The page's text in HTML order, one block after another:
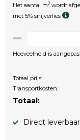
Het aantal m2 wordt
met 5% snijverlies
Hoeveelheid is
Totaal prijs:
Transportkosten:
Totaal:
Direct leverbaar